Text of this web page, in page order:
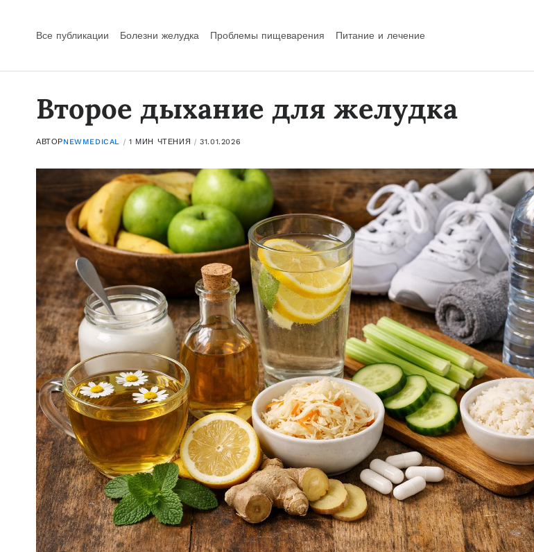
Все публикации Болезни желудка Проблемы пищеварения Питание и лечение
Второе дыхание для желудка
АВТОРNEWMEDICAL 1 МИН ЧТЕНИЯ 31.01.2026